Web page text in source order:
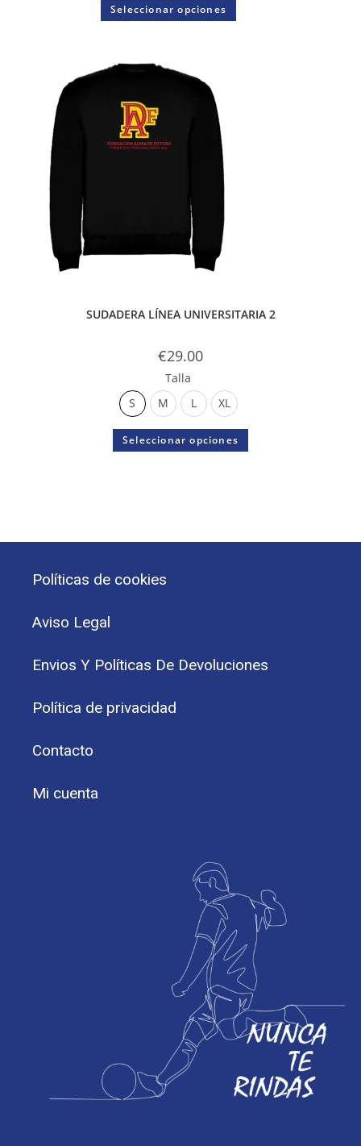
Seleccionar opciones
SUDADERA LÍNEA UNIVERSITARIA 2
€29.00
Talla
S
M L XL
Seleccionar opciones
Políticas de cookies
Aviso Legal
Envios Y Políticas De Devoluciones
Política de privacidad
Contacto
Mi cuenta